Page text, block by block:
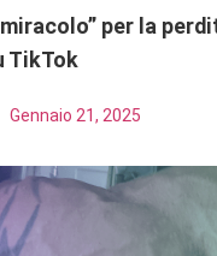
per la
TikTok
Gennaio 21, 2025